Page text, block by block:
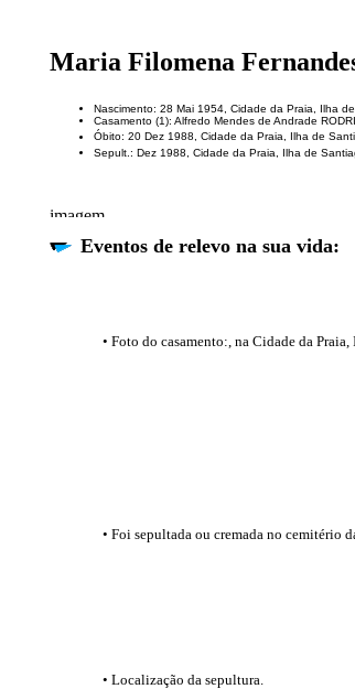
Maria Filomena
Nascimento: 28 Mai 1954, Cidade da Praia, Ilha
Casamento (1): Alfredo Mendes de Andrade
Óbito: 20 Dez 1988, Cidade da Praia, Ilha de
Sepult.: Dez 1988, Cidade da Praia, Ilha de
Eventos de relevo na sua vida:
• Foto do casamento:, na Cidade da
• Foi sepultada ou cremada no cemitério
• Localização da sepultura.